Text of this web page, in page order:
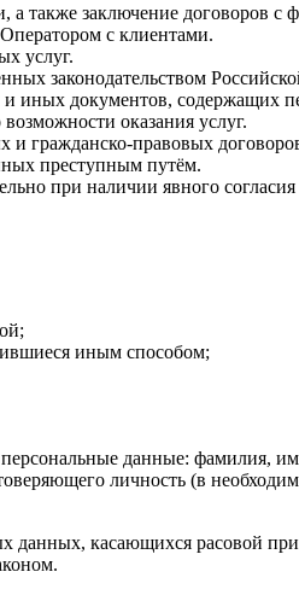
а также заключение договоров
с клиентами.
услуг.
законодательством
иных документов, содержащих
оказания услуг.
и гражданско-правовых
преступным путём.
при наличии явного согласия
иным способом;
данные: фамилия,
личность (в
данных, касающихся расовой